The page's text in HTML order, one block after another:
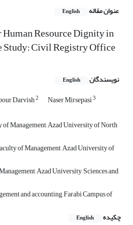
عنوان مقاله English
Resource Dignity in
Study: Civil Registry Office
نویسندگان English
Darvish2 Naser Mirsepasi3
of Management, Azad University of North
of Management, Azad University of
Azad University, Sciences and
and accounting, Farabi Campus of
چکیده
English